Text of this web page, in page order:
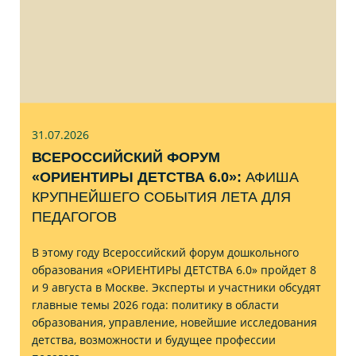
31.07.2026
ВСЕРОССИЙСКИЙ ФОРУМ
«ОРИЕНТИРЫ ДЕТСТВА 6.0»: АФИША
КРУПНЕЙШЕГО СОБЫТИЯ ЛЕТА ДЛЯ
ПЕДАГОГОВ
В этому году Всероссийский форум дошкольного
образования «ОРИЕНТИРЫ ДЕТСТВА 6.0» пройдет 8
и 9 августа в Москве. Эксперты и участники обсудят
главные темы 2026 года: политику в области
образования, управление, новейшие исследования
детства, возможности и будущее профессии